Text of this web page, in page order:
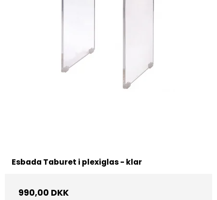
Esbada Taburet i plexiglas - klar
990,00 DKK